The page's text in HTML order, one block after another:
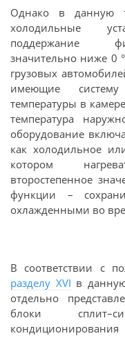
Однако в данную
холодильные
поддержание
значительно ниже 0
грузовых
имеющие
температуры в
температура
оборудование
как холодильное
котором
второстепенное
функции –
охлажденными во
В соответствии с
разделу XVI в
отдельно
блоки